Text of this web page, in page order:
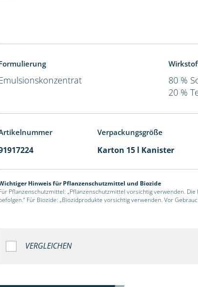
80 %
20 %
Verpackungsgröße
Karton 15 l Kanister
Hinweis für Pflanzenschutzmittel und Biozide
Pflanzenschutzmittel: „Pflanzenschutzmittel vorsichtig verwenden.
Für Biozide: „Biozidprodukte vorsichtig verwenden. Vor
VERGLEICHEN